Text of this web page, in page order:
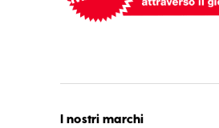
I nostri marchi